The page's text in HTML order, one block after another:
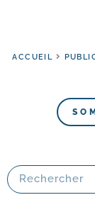
ACCUEIL